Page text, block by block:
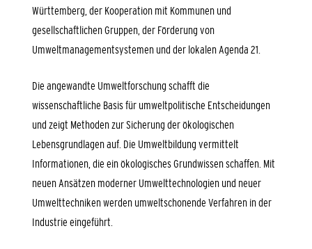
Württemberg, der Kooperation mit Kommunen und
gesellschaftlichen Gruppen, der Förderung von
Umweltmanagementsystemen und der lokalen Agenda 21.
Die angewandte Umweltforschung schafft die
wissenschaftliche Basis für umweltpolitische Entscheidungen
und zeigt Methoden zur Sicherung der ökologischen
Lebensgrundlagen auf. Die Umweltbildung vermittelt
Informationen, die ein ökologisches Grundwissen schaffen. Mit
neuen Ansätzen moderner Umwelttechnologien und neuer
Umwelttechniken werden umweltschonende Verfahren in der
Industrie eingeführt.